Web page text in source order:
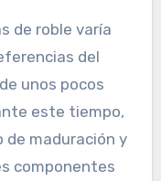
de roble varía
del
unos pocos
este tiempo,
de maduración y
componentes